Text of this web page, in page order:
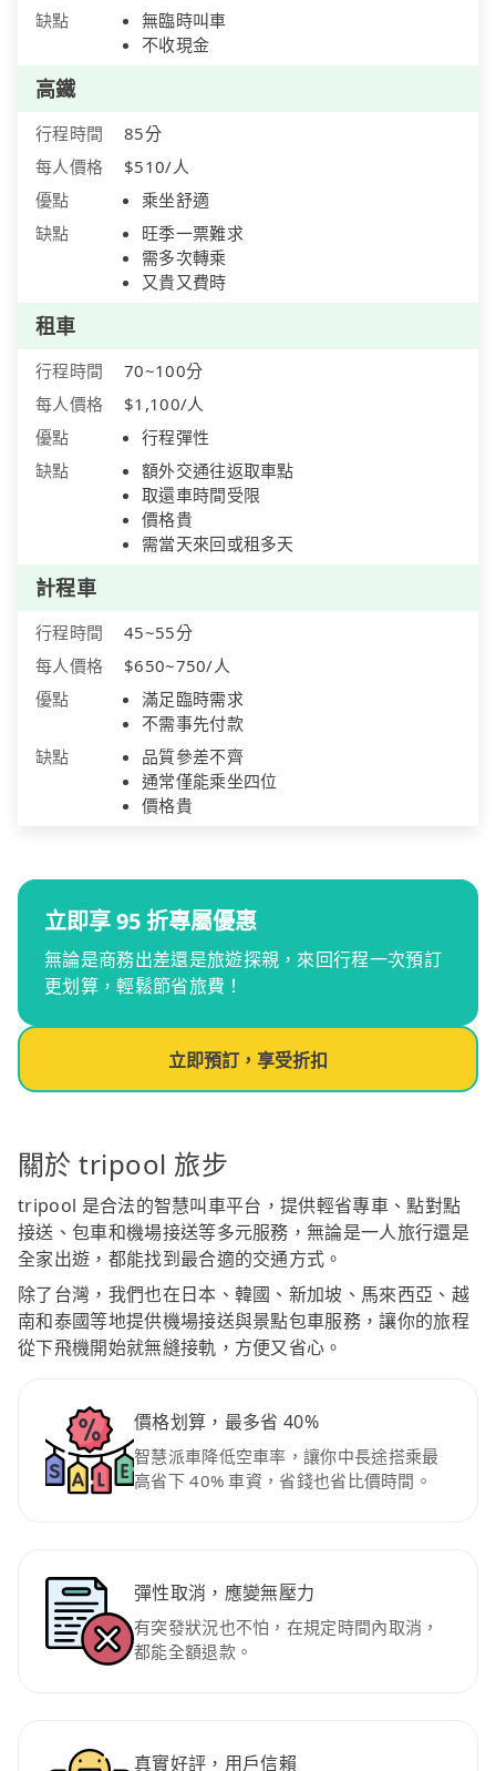
缺點
無臨時叫車
不收現金
高鐵
行程時間
85分
每人價格
$510/人
優點
乘坐舒適
缺點
旺季一票難求
需多次轉乘
又貴又費時
租車
行程時間
70~100分
每人價格
$1,100/人
優點
行程彈性
缺點
額外交通往返取車點
取還車時間受限
價格貴
需當天來回或租多天
計程車
行程時間
45~55分
每人價格
$650~750/人
優點
滿足臨時需求
不需事先付款
缺點
品質參差不齊
通常僅能乘坐四位
價格貴
立即享 95 折專屬優惠
無論是商務出差還是旅遊探親，來回行程一次預訂
更划算，輕鬆節省旅費！
立即預訂，享受折扣
關於 tripool 旅步
tripool 是合法的智慧叫車平台，提供輕省專車、點對點
接送、包車和機場接送等多元服務，無論是一人旅行還是
全家出遊，都能找到最合適的交通方式。
除了台灣，我們也在日本、韓國、新加坡、馬來西亞、越
南和泰國等地提供機場接送與景點包車服務，讓你的旅程
從下飛機開始就無縫接軌，方便又省心。
價格划算，最多省 40%
智慧派車降低空車率，讓你中長途搭乘最
高省下 40% 車資，省錢也省比價時間。
彈性取消，應變無壓力
有突發狀況也不怕，在規定時間內取消，
都能全額退款。
真實好評，用戶信賴